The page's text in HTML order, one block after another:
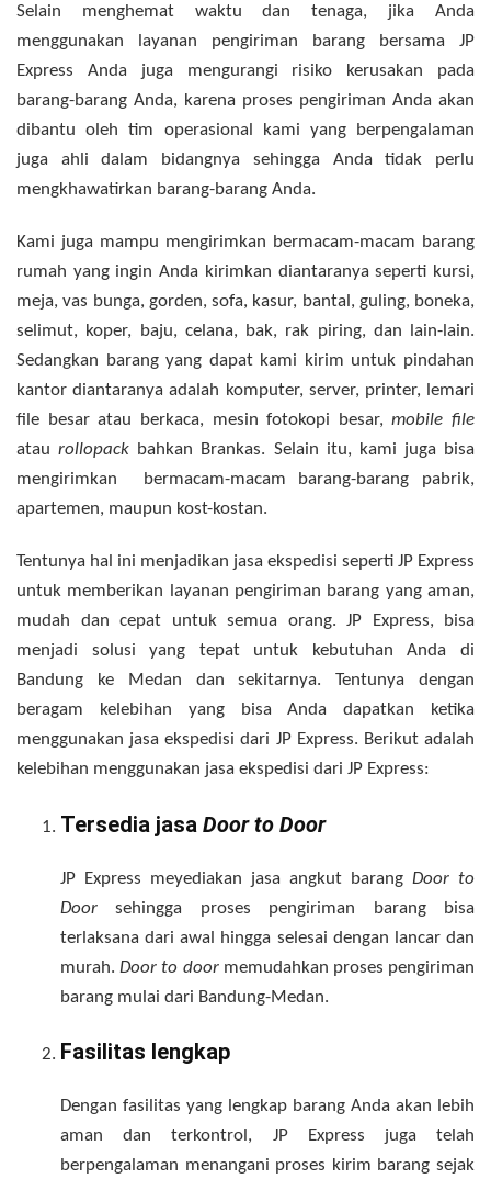
Selain menghemat waktu dan tenaga, jika Anda
menggunakan layanan pengiriman barang bersama JP
Express Anda juga mengurangi risiko kerusakan pada
barang-barang Anda, karena proses pengiriman Anda akan
dibantu oleh tim operasional kami yang berpengalaman
juga ahli dalam bidangnya sehingga Anda tidak perlu
mengkhawatirkan barang-barang Anda.
Kami juga mampu mengirimkan bermacam-macam barang
rumah yang ingin Anda kirimkan diantaranya seperti kursi,
meja, vas bunga, gorden, sofa, kasur, bantal, guling, boneka,
selimut, koper, baju, celana, bak, rak piring, dan lain-lain.
Sedangkan barang yang dapat kami kirim untuk pindahan
kantor diantaranya adalah komputer, server, printer, lemari
file besar atau berkaca, mesin fotokopi besar,mobile file
ataurollopack bahkan Brankas. Selain itu, kami juga bisa
mengirimkan bermacam-macam barang-barang pabrik,
apartemen, maupun kost-kostan.
Tentunya hal ini menjadikan jasa ekspedisi seperti JP Express
untuk memberikan layanan pengiriman barang yang aman,
mudah dan cepat untuk semua orang. JP Express, bisa
menjadi solusi yang tepat untuk kebutuhan Anda di
Bandung ke Medan dan sekitarnya. Tentunya dengan
beragam kelebihan yang bisa Anda dapatkan ketika
menggunakan jasa ekspedisi dari JP Express. Berikut adalah
kelebihan menggunakan jasa ekspedisi dari JP Express:
Tersedia jasa Door to Door
JP Express meyediakan jasa angkut barang Door to
Door sehingga proses pengiriman barang bisa
terlaksana dari awal hingga selesai dengan lancar dan
murah.Door to doormemudahkan proses pengiriman
barang mulai dari Bandung-Medan.
Fasilitas lengkap
Dengan fasilitas yang lengkap barang Anda akan lebih
aman dan terkontrol, JP Express juga telah
berpengalaman menangani proses kirim barang sejak